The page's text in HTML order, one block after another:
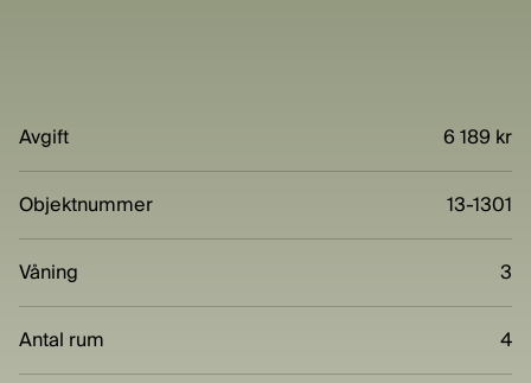
Avgift 6 189 kr
Objektnummer 13-1301
Våning 3
Antal rum 4